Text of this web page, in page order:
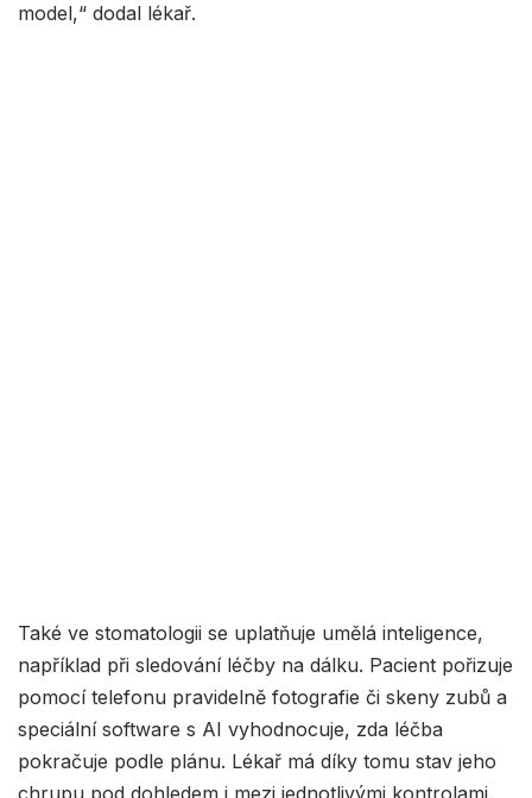
model,“ dodal lékař.
Také ve stomatologii se uplatňuje umělá inteligence,
například při sledování léčby na dálku. Pacient pořizuje
pomocí telefonu pravidelně fotografie či skeny zubů a
speciální software s AI vyhodnocuje, zda léčba
pokračuje podle plánu. Lékař má díky tomu stav jeho
chrupu pod dohledem i mezi jednotlivými kontrolami.